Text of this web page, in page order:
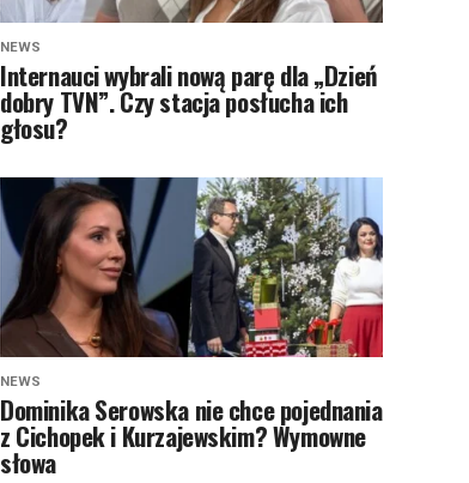
NEWS
Internauci wybrali nową parę dla „Dzień
dobry TVN”. Czy stacja posłucha ich
głosu?
NEWS
Dominika Serowska nie chce pojednania
z Cichopek i Kurzajewskim? Wymowne
słowa